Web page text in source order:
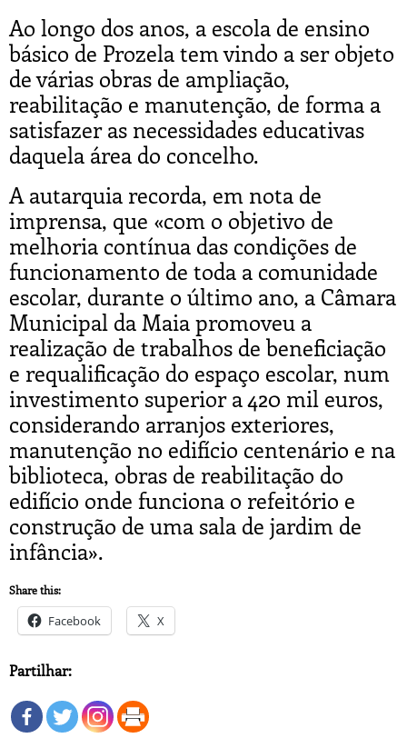
Ao longo dos anos, a escola de ensino
básico de Prozela tem vindo a ser objeto
de várias obras de ampliação,
reabilitação e manutenção, de forma a
satisfazer as necessidades educativas
daquela área do concelho.
A autarquia recorda, em nota de
imprensa, que «com o objetivo de
melhoria contínua das condições de
funcionamento de toda a comunidade
escolar, durante o último ano, a Câmara
Municipal da Maia promoveu a
realização de trabalhos de beneficiação
e requalificação do espaço escolar, num
investimento superior a 420 mil euros,
considerando arranjos exteriores,
manutenção no edifício centenário e na
biblioteca, obras de reabilitação do
edifício onde funciona o refeitório e
construção de uma sala de jardim de
infância».
Share this:
Facebook X
Partilhar: